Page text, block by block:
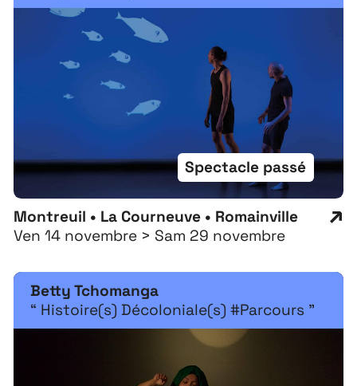
Montreuil • La Courneuve • Romainville
Ven 14 novembre > Sam 29 novembre
Spectacle passé
Betty Tchomanga
“ Histoire(s) Décoloniale(s) #Parcours ”